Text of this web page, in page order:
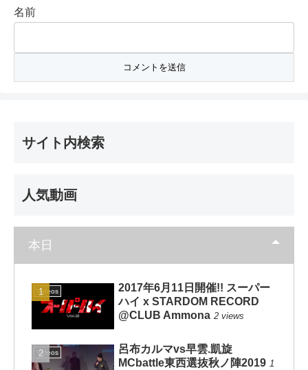
名前
サイト内検索
人気動画
本日
Videos
2017年6月11日開催!! スーパー
ハイ x STARDOM RECORD
@CLUB Ammona 2 views
Videos
呂布カルマvs早雲.凱旋
MCbattle東西選抜秋ノ陣2019 1